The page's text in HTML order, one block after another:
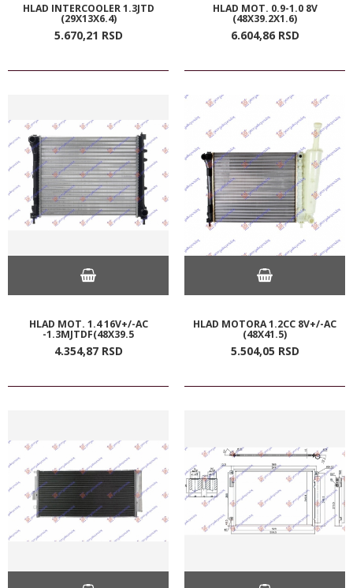
HLAD INTERCOOLER 1.3JTD
(29X13X6.4)
5.670,21 RSD
HLAD MOT. 0.9-1.0 8V
(48X39.2X1.6)
6.604,86 RSD
HLAD MOT. 1.4 16V+/-AC
-1.3MJTDF(48X39.5
4.354,87 RSD
HLAD MOTORA 1.2CC 8V+/-AC
(48X41.5)
5.504,05 RSD